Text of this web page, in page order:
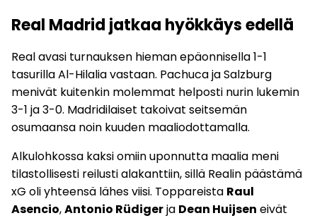
Real Madrid jatkaa hyökkäys edellä
Real avasi turnauksen hieman epäonnisella 1-1
tasurilla Al-Hilalia vastaan. Pachuca ja Salzburg
menivät kuitenkin molemmat helposti nurin lukemin
3-1 ja 3-0. Madridilaiset takoivat seitsemän
osumaansa noin kuuden maaliodottamalla.
Alkulohkossa kaksi omiin uponnutta maalia meni
tilastollisesti reilusti alakanttiin, sillä Realin päästämä
xG oli yhteensä lähes viisi. Toppareista Raul
Asencio,Antonio Rüdigerja Dean Huijsen eivät